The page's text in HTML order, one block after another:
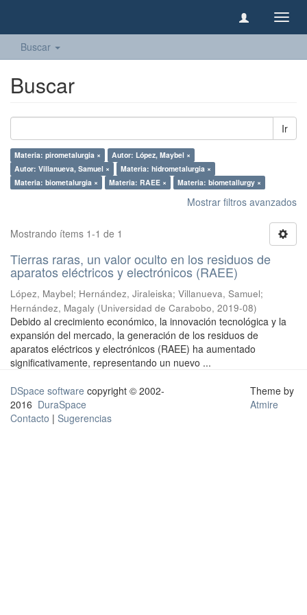
Buscar
Buscar
Ir
Materia: pirometalurgia ×
Autor: López, Maybel ×
Autor: Villanueva, Samuel ×
Materia: hidrometalurgia ×
Materia: biometalurgia ×
Materia: RAEE × Materia: biometallurgy ×
Mostrar filtros avanzados
Mostrando ítems 1-1 de 1
Tierras raras, un valor oculto en los residuos de
aparatos eléctricos y electrónicos (RAEE)
López, Maybel; Hernández, Jiraleiska; Villanueva, Samuel;
Hernández, Magaly (Universidad de Carabobo, 2019-08)
Debido al crecimiento económico, la innovación tecnológica y la
expansión del mercado, la generación de los residuos de
aparatos eléctricos y electrónicos (RAEE) ha aumentado
significativamente, representando un nuevo ...
DSpace software copyright © 2002-
2016 DuraSpace
Contacto | Sugerencias
Theme by
Atmire